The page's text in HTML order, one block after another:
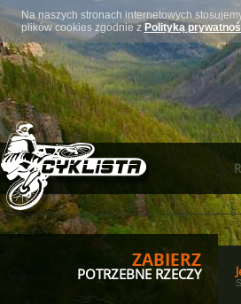
Na naszych stronach internetowych
plików cookies zgodnie zPolityką
ZABIERZ
POTRZEBNE RZECZY